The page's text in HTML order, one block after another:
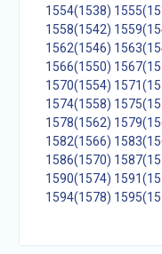
1554(1538)
1558(1542)
1562(1546)
1566(1550)
1570(1554)
1574(1558)
1578(1562)
1582(1566)
1586(1570)
1590(1574)
1594(1578)